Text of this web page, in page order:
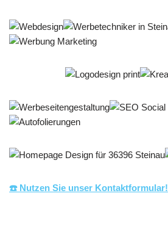
☎️ Nutzen Sie unser Kontaktformular!